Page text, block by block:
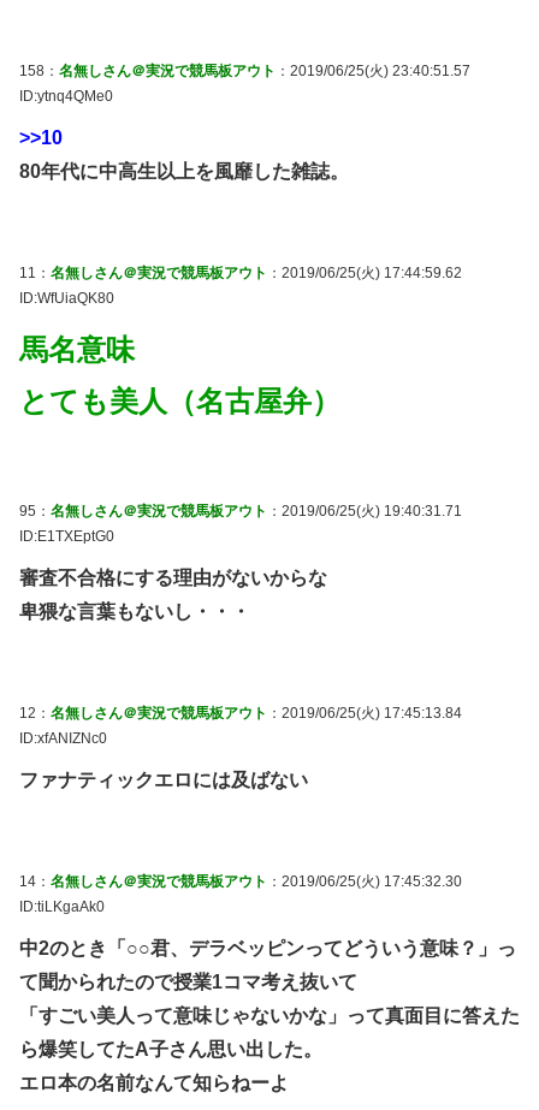
158： 名無しさん＠実況で競馬板アウト ：2019/06/25(火) 23:40:51.57
ID:ytnq4QMe0
>>10
80年代に中高生以上を風靡した雑誌。
11： 名無しさん＠実況で競馬板アウト ：2019/06/25(火) 17:44:59.62
ID:WfUiaQK80
馬名意味
とても美人（名古屋弁）
95： 名無しさん＠実況で競馬板アウト ：2019/06/25(火) 19:40:31.71
ID:E1TXEptG0
審査不合格にする理由がないからな
卑猥な言葉もないし・・・
12： 名無しさん＠実況で競馬板アウト ：2019/06/25(火) 17:45:13.84
ID:xfANIZNc0
ファナティックエロには及ばない
14： 名無しさん＠実況で競馬板アウト ：2019/06/25(火) 17:45:32.30
ID:tiLKgaAk0
中2のとき「○○君、デラベッピンってどういう意味？」っ
て聞かられたので授業1コマ考え抜いて
「すごい美人って意味じゃないかな」って真面目に答えた
ら爆笑してたA子さん思い出した。
エロ本の名前なんて知らねーよ